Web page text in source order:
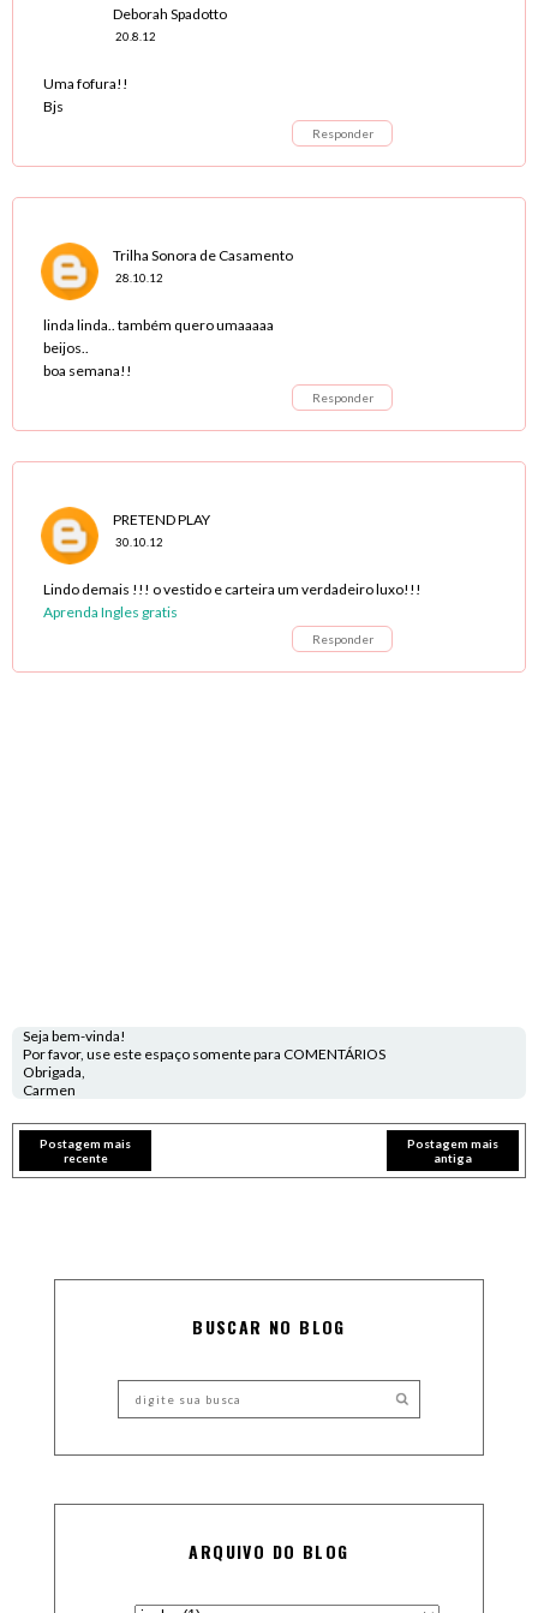
Deborah Spadotto
20.8.12
Uma fofura!!
Bjs
Responder
Trilha Sonora de Casamento
28.10.12
linda linda.. também quero umaaaaa
beijos..
boa semana!!
Responder
PRETEND PLAY
30.10.12
Lindo demais !!! o vestido e carteira um verdadeiro luxo!!!
Aprenda Ingles gratis
Responder
Seja bem-vinda!
Por favor, use este espaço somente para COMENTÁRIOS
Obrigada,
Carmen
Postagem mais
recente
Postagem mais
antiga
BUSCAR NO BLOG
ARQUIVO DO BLOG